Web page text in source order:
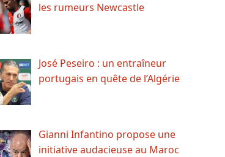
les rumeurs Newcastle
José Peseiro : un entraîneur
portugais en quête de l’Algérie
Gianni Infantino propose une
initiative audacieuse au Maroc